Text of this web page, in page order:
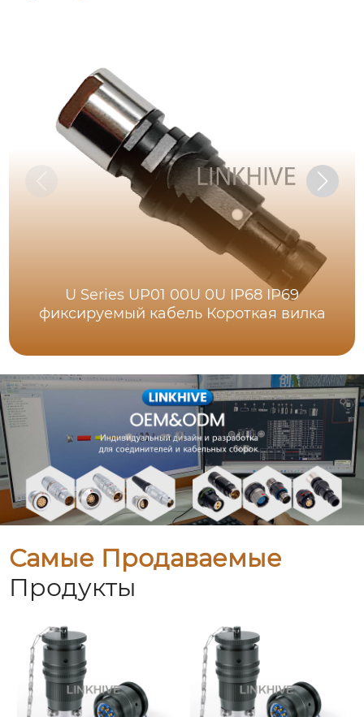
U Series UP01 00U 0U IP68 IP69
фиксируемый кабель Короткая вилка
Самые Продаваемые
Продукты